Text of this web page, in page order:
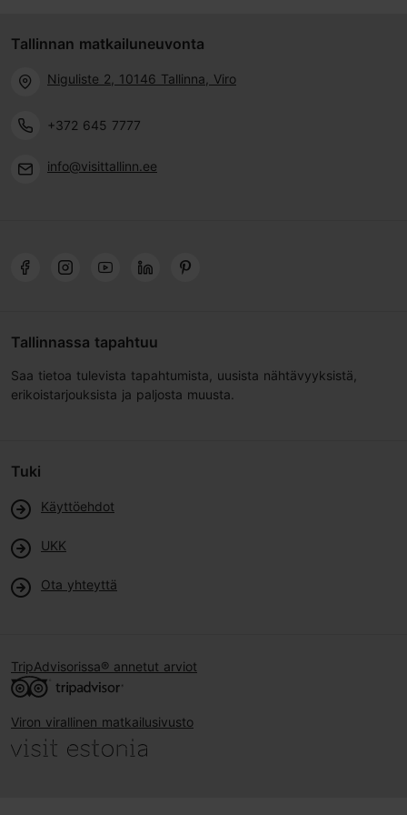
Tallinnan matkailuneuvonta
Niguliste 2, 10146 Tallinna, Viro
+372 645 7777
info@visittallinn.ee
Tallinnassa tapahtuu
Saa tietoa tulevista tapahtumista, uusista nähtävyyksistä,
erikoistarjouksista ja paljosta muusta.
Tuki
Käyttöehdot
UKK
Ota yhteyttä
TripAdvisorissa® annetut arviot
Viron virallinen matkailusivusto